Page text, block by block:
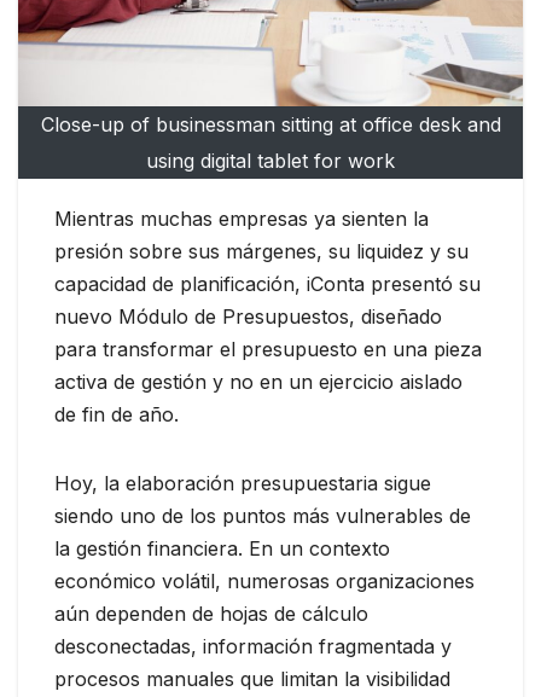
Close-up of businessman sitting at office desk and
using digital tablet for work
Mientras muchas empresas ya sienten la
presión sobre sus márgenes, su liquidez y su
capacidad de planificación, iConta presentó su
nuevo Módulo de Presupuestos, diseñado
para transformar el presupuesto en una pieza
activa de gestión y no en un ejercicio aislado
de fin de año.
Hoy, la elaboración presupuestaria sigue
siendo uno de los puntos más vulnerables de
la gestión financiera. En un contexto
económico volátil, numerosas organizaciones
aún dependen de hojas de cálculo
desconectadas, información fragmentada y
procesos manuales que limitan la visibilidad